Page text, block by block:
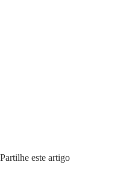
Partilhe este artigo